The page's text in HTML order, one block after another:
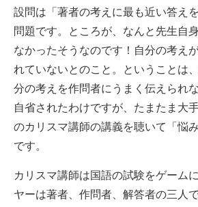
設問は「著者の考えに最も近い答え
問題です。ところが、なんと先生自
なかったそうなのです！自分の考え
れていないとのこと。ということは
分の考えを作問者にうまく伝えられ
自省されたわけですが、たまたま大
のカリスマ講師の講義を聴いて「悩
です。
カリスマ講師は国語の試験をゲーム
ヤーは著者、作問者、解答者の三人